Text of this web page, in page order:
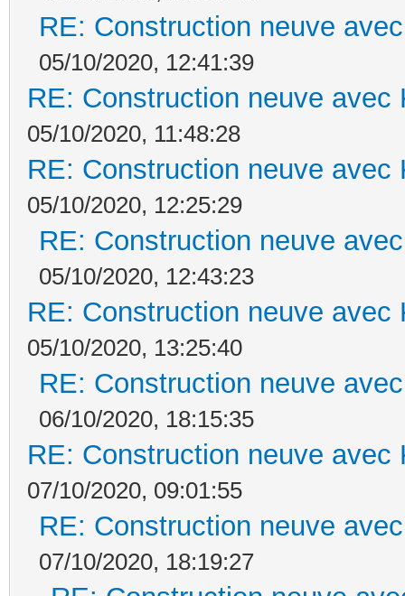
RE: Construction neuve
05/10/2020, 12:41:39
RE: Construction neuve avec
05/10/2020, 11:48:28
RE: Construction neuve avec
05/10/2020, 12:25:29
RE: Construction neuve
05/10/2020, 12:43:23
RE: Construction neuve avec
05/10/2020, 13:25:40
RE: Construction neuve
06/10/2020, 18:15:35
RE: Construction neuve avec
07/10/2020, 09:01:55
RE: Construction neuve
07/10/2020, 18:19:27